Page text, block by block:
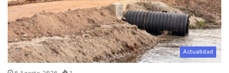
Actualidad